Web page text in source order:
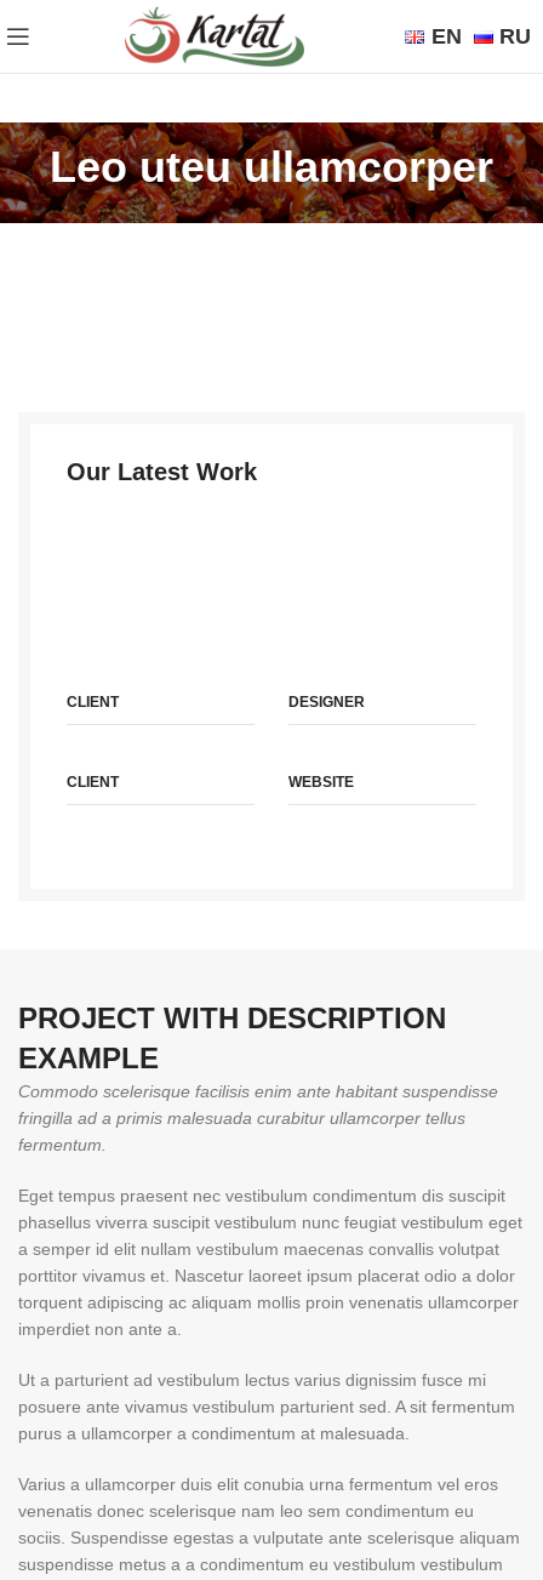
EN RU
Leo uteu ullamcorper
Our Latest Work
CLIENT DESIGNER
CLIENT
WEBSITE
PROJECT WITH DESCRIPTION
EXAMPLE
Commodo scelerisque facilisis enim ante habitant suspendisse
fringilla ad a primis malesuada curabitur ullamcorper tellus
fermentum.
Eget tempus praesent nec vestibulum condimentum dis suscipit
phasellus viverra suscipit vestibulum nunc feugiat vestibulum eget
a semper id elit nullam vestibulum maecenas convallis volutpat
porttitor vivamus et. Nascetur laoreet ipsum placerat odio a dolor
torquent adipiscing ac aliquam mollis proin venenatis ullamcorper
imperdiet non ante a.
Ut a parturient ad vestibulum lectus varius dignissim fusce mi
posuere ante vivamus vestibulum parturient sed. A sit fermentum
purus a ullamcorper a condimentum at malesuada.
Varius a ullamcorper duis elit conubia urna fermentum vel eros
venenatis donec scelerisque nam leo sem condimentum eu
sociis. Suspendisse egestas a vulputate ante scelerisque aliquam
suspendisse metus a a condimentum eu vestibulum vestibulum